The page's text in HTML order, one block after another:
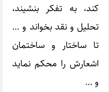
به تفکر بنشیند،
و نقد بخواند و …
ساختار و ساختمان
را محکم نماید